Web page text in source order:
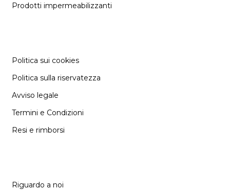
Prodotti impermeabilizzanti
Politica sui cookies
Politica sulla riservatezza
Avviso legale
Termini e Condizioni
Resi e rimborsi
Riguardo a noi